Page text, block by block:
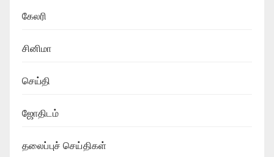
கேலரி
சினிமா
செய்தி
ஜோதிடம்
தலைப்புச் செய்திகள்